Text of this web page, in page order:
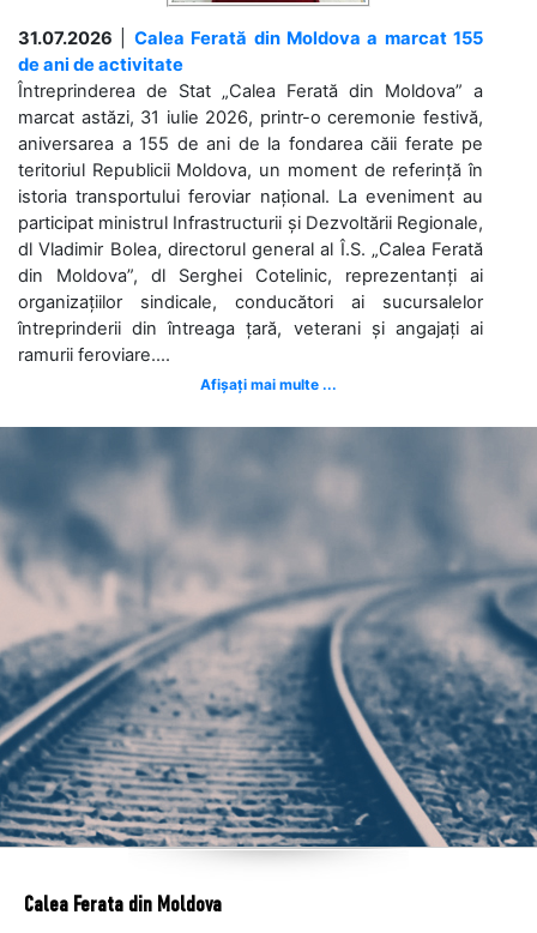
31.07.2026
Calea Ferată din Moldova a marcat 155
de ani de activitate
Întreprinderea de Stat „Calea Ferată din Moldova” a
marcat astăzi, 31 iulie 2026, printr-o ceremonie festivă,
aniversarea a 155 de ani de la fondarea căii ferate pe
teritoriul Republicii Moldova, un moment de referință în
istoria transportului feroviar național. La eveniment au
participat ministrul Infrastructurii și Dezvoltării Regionale,
dl Vladimir Bolea, directorul general al Î.S. „Calea Ferată
din Moldova”, dl Serghei Cotelinic, reprezentanți ai
organizațiilor sindicale, conducători ai sucursalelor
întreprinderii din întreaga țară, veterani și angajați ai
ramurii feroviare....
Afișați mai multe ...
Calea Ferata din Moldova